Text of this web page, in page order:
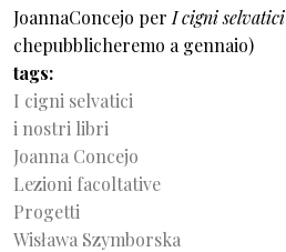
JoannaConcejo per I cigni selvatici
chepubblicheremo a gennaio)
tags
I cigni selvatici
i nostri libri
Joanna Concejo
Lezioni facoltative
Progetti
Wisława Szymborska